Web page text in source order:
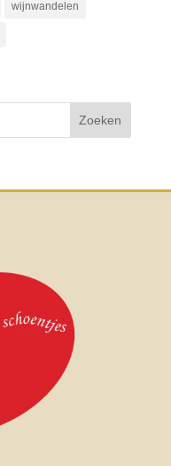
wijnwandelen